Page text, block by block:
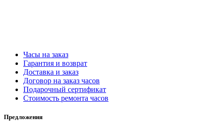
Часы на заказ
Гарантия и возврат
Доставка и заказ
Договор на заказ часов
Подарочный сертификат
Стоимость ремонта часов
Предложения